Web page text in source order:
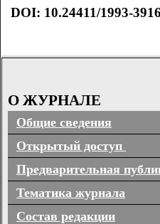
DOI: 10.24411/1993-
О ЖУРНАЛЕ
Общие сведения
Открытый доступ
Предварительная
Тематика журнала
Состав редакции